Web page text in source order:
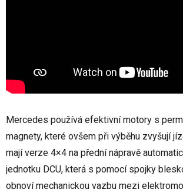
Mercedes používá efektivní motory s
magnety, které ovšem při výběhu zvyšují
mají verze 4×4 na přední nápravě
jednotku DCU, která s pomocí spojky
obnoví mechanickou vazbu mezi